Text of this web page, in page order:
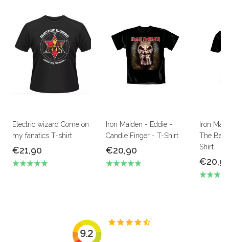
Electric wizard Come on
my fanatics T-shirt
€21,90
Iron Maiden - Eddie -
Candle Finger - T-Shirt
€20,90
Iron
The
Shirt